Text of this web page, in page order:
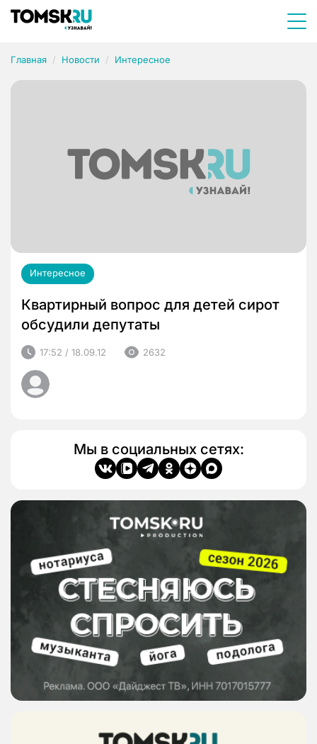
Главная Новости Интересное
Интересное
Квартирный вопрос для детей сирот
обсудили депутаты
17:52 / 18.09.12 2632
Мы в социальных сетях: